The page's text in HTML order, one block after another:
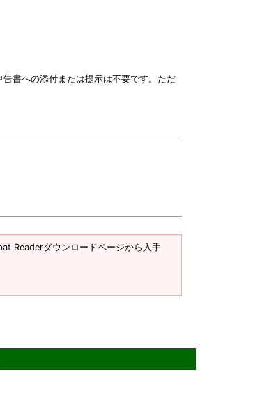
書への添付または提示は不要です。ただ
Readerダウンロードページから入手